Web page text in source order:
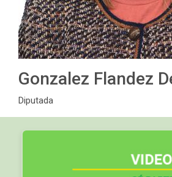
Gonzalez Flandez
Diputada